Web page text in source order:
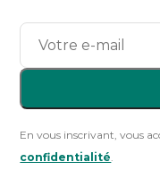
En vous inscrivant, vous
confidentialité.